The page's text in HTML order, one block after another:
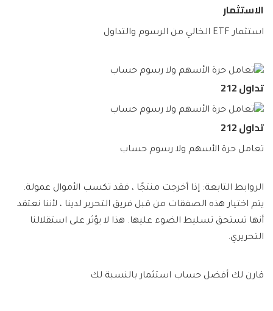
الاستثمار
استثمار ETF الخالي من الرسوم والتداول
تداول 212
تداول 212
تعامل حرة الأسهم ولا رسوم حساب
الروابط التابعة: إذا أخرجت منتجًا ، فقد تكسب الأموال عمولة.
يتم اختيار هذه الصفقات من قبل فريق التحرير لدينا ، لأننا نعتقد
أنها تستحق تسليط الضوء عليها. هذا لا يؤثر على استقلالنا
التحريري.
قارن لك أفضل حساب استثمار بالنسبة لك